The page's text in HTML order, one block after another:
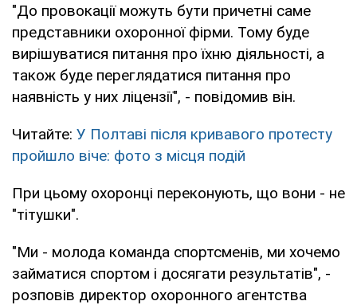
"До провокації можуть бути причетні саме
представники охоронної фірми. Тому буде
вирішуватися питання про їхню діяльності, а
також буде переглядатися питання про
наявність у них ліцензії", - повідомив він.
Читайте: У Полтаві після кривавого протесту
пройшло віче: фото з місця подій
При цьому охоронці переконують, що вони - не
"тітушки".
"Ми - молода команда спортсменів, ми хочемо
займатися спортом і досягати результатів", -
розповів директор охоронного агентства